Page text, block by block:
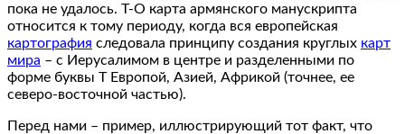
пока не удалось. Т-О карта армянского манускрипта
относится к тому периоду, когда вся европейская
картография следовала принципу создания круглых карт
мира – с Иерусалимом в центре и разделенными по
форме буквы Т Европой, Азией, Африкой (точнее, ее
северо-восточной частью).
Перед нами – пример, иллюстрирующий тот факт, что